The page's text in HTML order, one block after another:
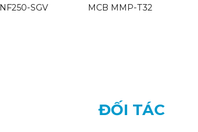
SGV MCB MMP-T32
ĐỐI TÁC